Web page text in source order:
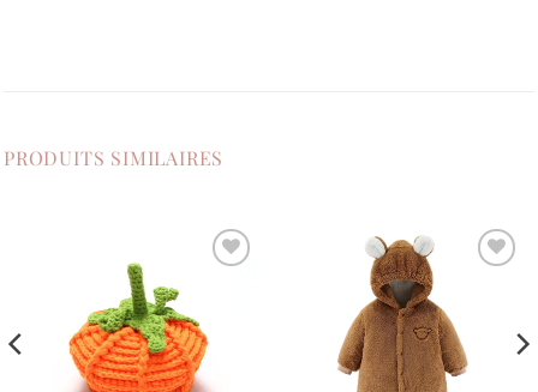
PRODUITS SIMILAIRES
souhaits